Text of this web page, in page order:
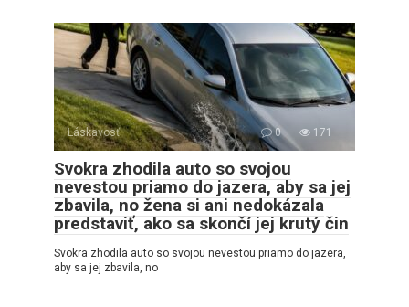
Láskavosť 0 171
Svokra zhodila auto so svojou
nevestou priamo do jazera, aby sa jej
zbavila, no žena si ani nedokázala
predstaviť, ako sa skončí jej krutý čin
Svokra zhodila auto so svojou nevestou priamo do jazera,
aby sa jej zbavila, no